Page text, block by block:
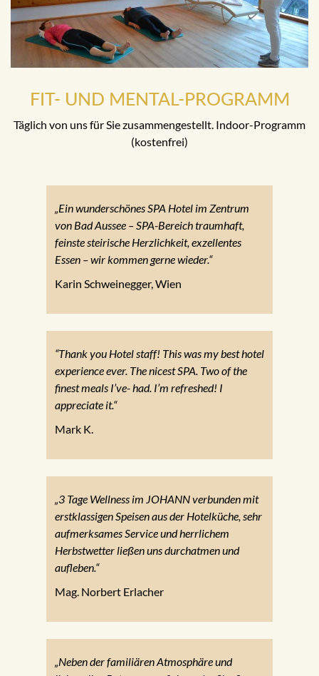
FIT- UND MENTAL-PROGRAMM
Täglich von uns für Sie zusammengestellt. Indoor-Programm
(kostenfrei)
„Ein wunderschönes SPA Hotel im Zentrum
von Bad Aussee – SPA-Bereich traumhaft,
feinste steirische Herzlichkeit, exzellentes
Essen – wir kommen gerne wieder.“
Karin Schweinegger, Wien
“Thank you Hotel staff! This was my best hotel
experience ever. The nicest SPA. Two of the
finest meals I’ve- had. I’m refreshed! I
appreciate it.“
Mark K.
„3 Tage Wellness im JOHANN verbunden mit
erstklassigen Speisen aus der Hotelküche, sehr
aufmerksames Service und herrlichem
Herbstwetter ließen uns durchatmen und
aufleben.“
Mag. Norbert Erlacher
„Neben der familiären Atmosphäre und